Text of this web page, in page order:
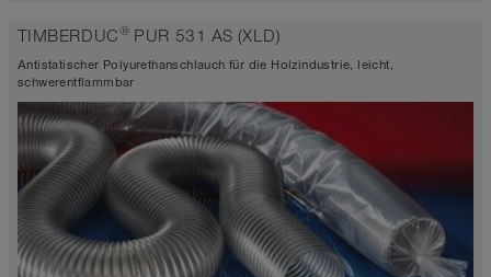
antistatisch < 10⁹
Wandstärke 1,5mm
-40°C bis 90°C (125°C)
TIMBERDUC® PUR 531 AS (XLD)
Antistatischer Polyurethanschlauch für die Holzindustrie, leicht,
schwerentflammbar